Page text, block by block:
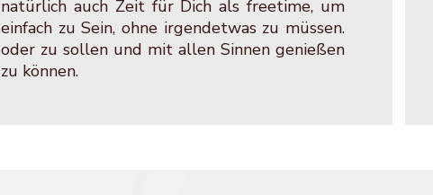
natürlich auch Zeit für Dich als freetime, um
einfach zu Sein, ohne irgendetwas zu müssen.
oder zu sollen und mit allen Sinnen genießen
zu können.